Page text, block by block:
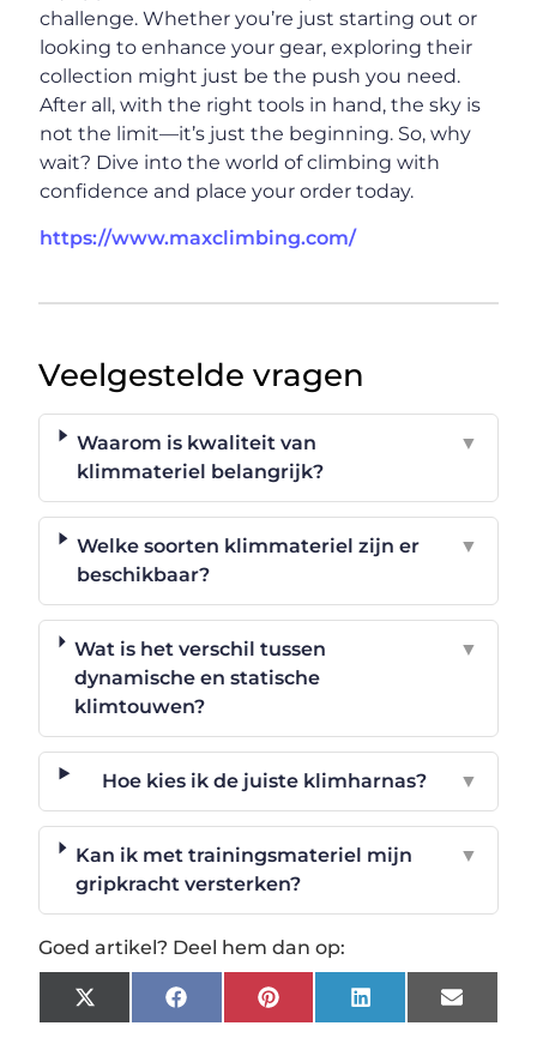
challenge. Whether you’re just starting out or
looking to enhance your gear, exploring their
collection might just be the push you need.
After all, with the right tools in hand, the sky is
not the limit—it’s just the beginning. So, why
wait? Dive into the world of climbing with
confidence and place your order today.
https://www.maxclimbing.com/
Veelgestelde vragen
Waarom is kwaliteit van
klimmateriel belangrijk?
▼
Welke soorten klimmateriel zijn er
beschikbaar?
▼
Wat is het verschil tussen
dynamische en statische
klimtouwen?
▼
Hoe kies ik de juiste klimharnas? ▼
Kan ik met trainingsmateriel mijn
gripkracht versterken?
▼
Goed artikel? Deel hem dan op:
X
(Twitter)
FacebookPinterestLinkedInEmail